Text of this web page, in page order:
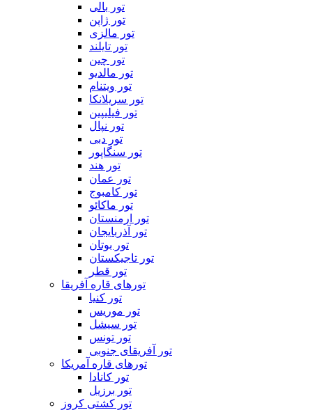
تور بالی
تور ژاپن
تور مالزی
تور تایلند
تور چین
تور مالدیو
تور ویتنام
تور سریلانکا
تور فیلیپین
تور نپال
تور دبی
تور سنگاپور
تور هند
تور عمان
تور کامبوج
تور ماکائو
تور ارمنستان
تور آذربایجان
تور بوتان
تور تاجیکستان
تور قطر
تورهای قاره آفریقا
تور کنیا
تور موریس
تور سیشل
تور تونس
تور آفریقای جنوبی
تورهای قاره آمریکا
تور کانادا
تور برزیل
تور کشتی کروز